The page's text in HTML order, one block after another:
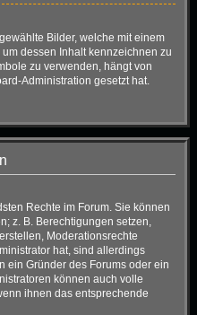
Bilder, welche mit einem
dessen Inhalt kennzeichnen zu
zu verwenden, hängt von
Administration gesetzt hat.
Rechte im Forum. Sie können
z. B. Berechtigungen setzen,
Moderationsrechte
hat, sind allerdings
ein Gründer des Forums oder ein
können auch volle
ihnen das entsprechende